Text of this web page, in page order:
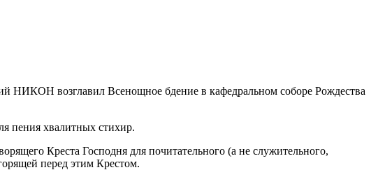
НИКОН возглавил Всенощное бдение в кафедральном соборе Рождества
пения хвалитных стихир.
Креста Господня для почитательного (а не служительного,
перед этим Крестом.